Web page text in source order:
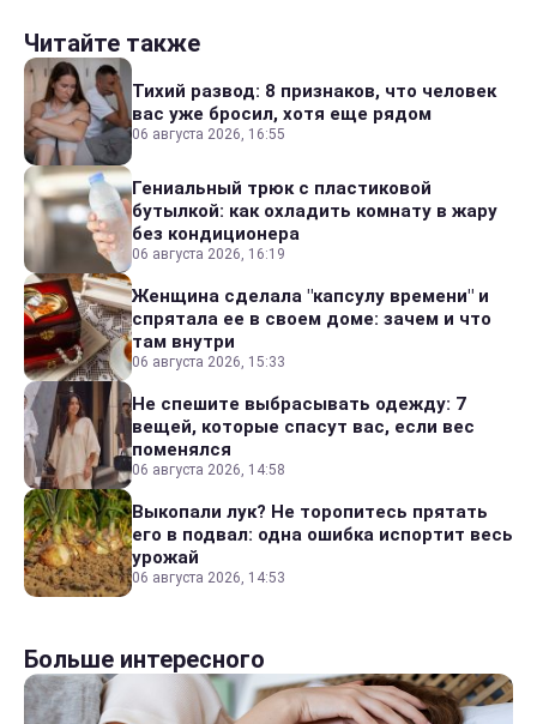
Читайте также
Тихий развод: 8 признаков, что человек
вас уже бросил, хотя еще рядом
06 августа 2026, 16:55
Гениальный трюк с пластиковой
бутылкой: как охладить комнату в жару
без кондиционера
06 августа 2026, 16:19
Женщина сделала "капсулу времени" и
спрятала ее в своем доме: зачем и что
там внутри
06 августа 2026, 15:33
Не спешите выбрасывать одежду: 7
вещей, которые спасут вас, если вес
поменялся
06 августа 2026, 14:58
Выкопали лук? Не торопитесь прятать
его в подвал: одна ошибка испортит весь
урожай
06 августа 2026, 14:53
Больше интересного